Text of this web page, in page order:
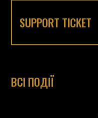
SUPPORT TICKET
ВСІ ПОДІЇ